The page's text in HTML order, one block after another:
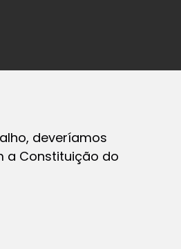
deveríamos
a Constituição do